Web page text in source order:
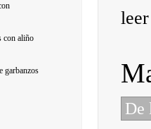
con aliño
garbanzos
De